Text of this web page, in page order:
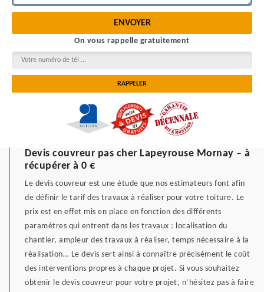
On vous rappelle gratuitement
Devis couvreur pas cher Lapeyrouse Mornay – à
récupérer à 0 €
Le devis couvreur est une étude que nos estimateurs font afin
de définir le tarif des travaux à réaliser pour votre toiture. Le
prix est en effet mis en place en fonction des différents
paramètres qui entrent dans les travaux : localisation du
chantier, ampleur des travaux à réaliser, temps nécessaire à la
réalisation… Le devis sert ainsi à connaître précisément le coût
des interventions propres à chaque projet. Si vous souhaitez
obtenir le devis couvreur pour votre projet, n’hésitez pas à faire